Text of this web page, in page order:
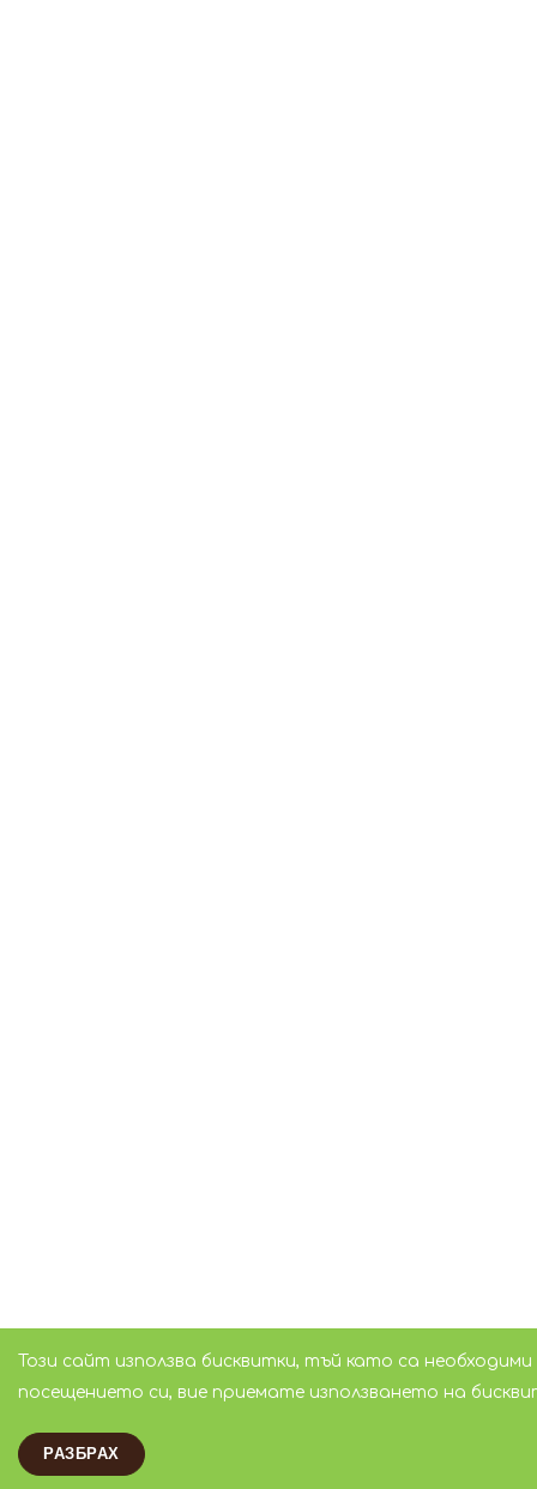
Този сайт използва бисквитки, тъй като са
посещението си, вие приемате използването на
РАЗБРАХ